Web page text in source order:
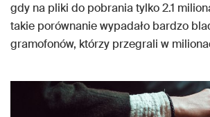
gdy na pliki do pobrania tylko 2.1
takie porównanie wypadało bardzo
gramofonów, którzy przegrali w